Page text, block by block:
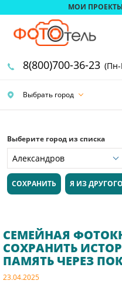
МОИ ПРОЕКТЫ
Выбрать город
8(800)700-36-23 (Пн-
Выберите город из списка
СОХРАНИТЬ Я ИЗ
СЕМЕЙНАЯ
СОХРАНИТЬ
ПАМЯТЬ ЧЕРЕЗ
23.04.2025